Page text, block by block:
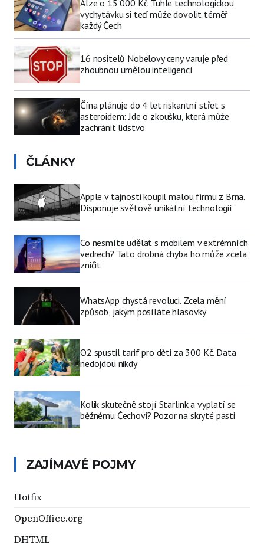
Alze o 15 000 Kč. Tuhle technologickou
vychytávku si teď může dovolit téměř
každý Čech
16 nositelů Nobelovy ceny varuje před
zhoubnou umělou inteligencí
Čína plánuje do 4 let riskantní střet s
asteroidem: Jde o zkoušku, která může
zachránit lidstvo
ČLÁNKY
Apple v tajnosti koupil malou firmu z Brna.
Disponuje světově unikátní technologií
Co nesmíte udělat s mobilem v extrémních
vedrech? Tato drobná chyba ho může zcela
zničit
WhatsApp chystá revoluci. Zcela mění
způsob, jakým posíláte hlasovky
O2 spustil tarif pro děti za 300 Kč. Data
nedojdou nikdy
Kolik skutečně stojí Starlink a vyplatí se
běžnému Čechovi? Pozor na skryté pasti
ZAJÍMAVÉ POJMY
Hotfix
OpenOffice.org
DHTML